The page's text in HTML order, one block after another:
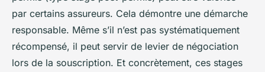
par certains assureurs. Cela démontre une démarche
responsable. Même s’il n’est pas systématiquement
récompensé, il peut servir de levier de négociation
lors de la souscription. Et concrètement, ces stages